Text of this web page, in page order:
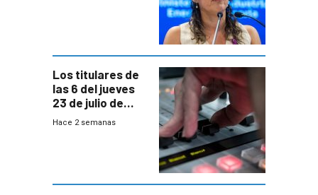
gobierno
Los titulares de
las 6 del jueves
23 de julio de
2026
Hace 2 semanas